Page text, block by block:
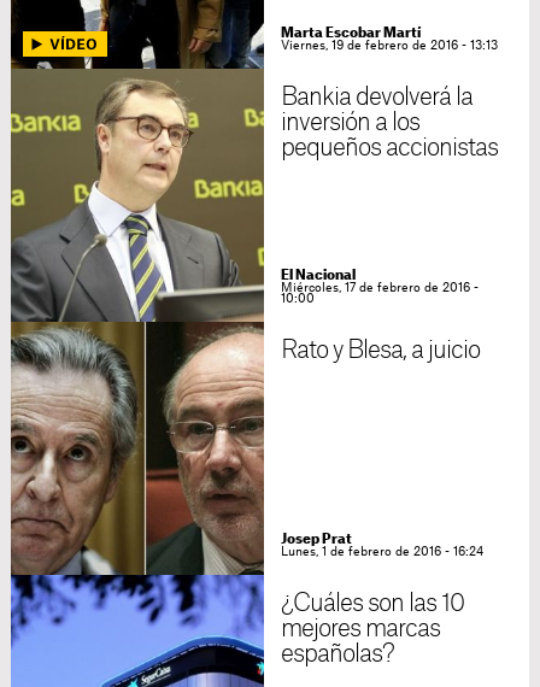
Marta Escobar Martí
Viernes, 19 de febrero de 2016 - 13:13
Bankia devolverá la
inversión a los
pequeños accionistas
El Nacional
Miércoles, 17 de febrero de 2016 -
10:00
Rato y Blesa, a juicio
Josep Prat
Lunes, 1 de febrero de 2016 - 16:24
¿Cuáles son las 10
mejores marcas
españolas?